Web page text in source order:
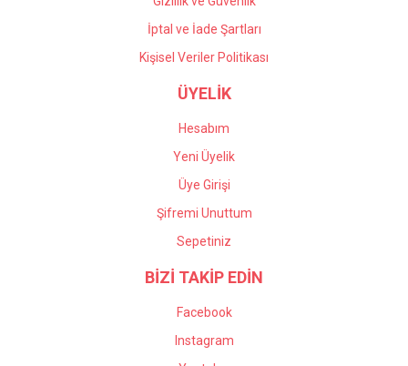
İptal ve İade Şartları
Kişisel Veriler Politikası
ÜYELİK
Hesabım
Yeni Üyelik
Üye Girişi
Şifremi Unuttum
Sepetiniz
BİZİ TAKİP EDİN
Facebook
Instagram